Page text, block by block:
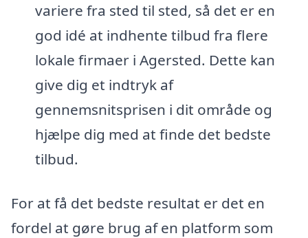
variere fra sted til sted, så det er en
god idé at indhente tilbud fra flere
lokale firmaer i Agersted. Dette kan
give dig et indtryk af
gennemsnitsprisen i dit område og
hjælpe dig med at finde det bedste
tilbud.
For at få det bedste resultat er det en
fordel at gøre brug af en platform som